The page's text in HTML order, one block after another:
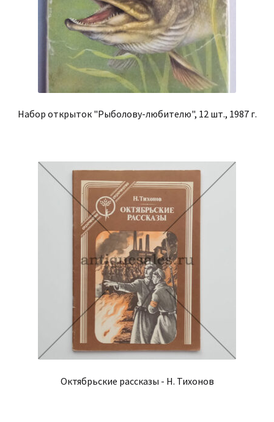
Набор открыток "Рыболову-любителю", 12 шт., 1987 г.
Октябрьские рассказы - Н. Тихонов